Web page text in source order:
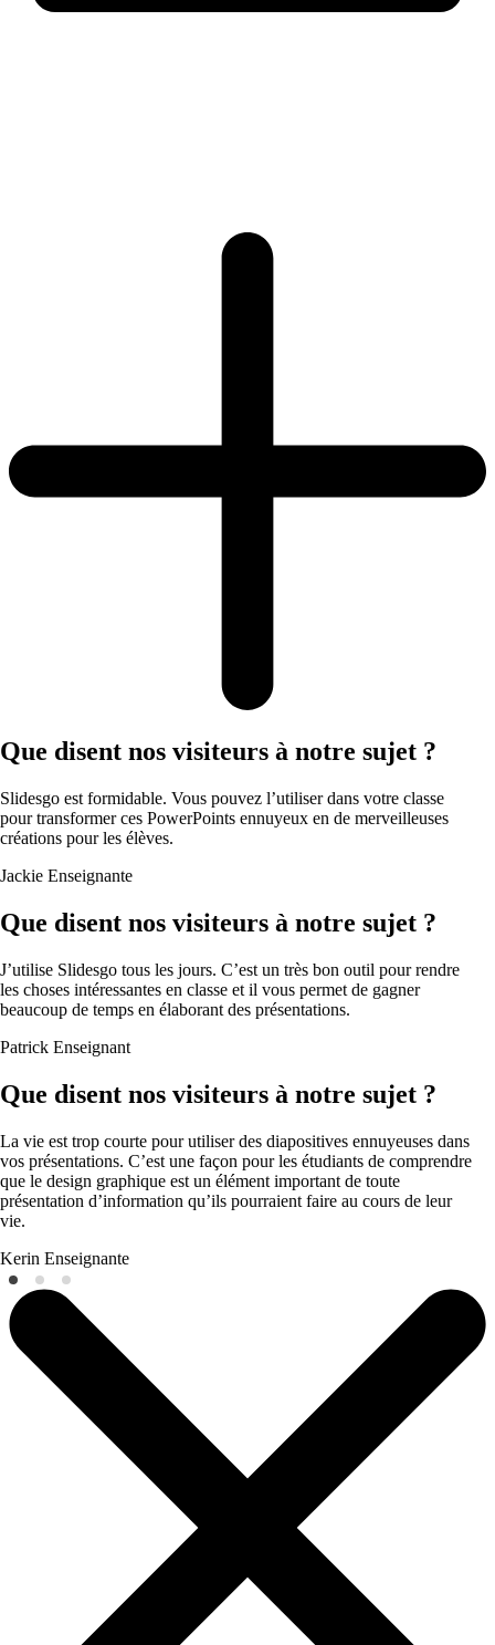
Que disent nos visiteurs à notre sujet ?
Slidesgo est formidable. Vous pouvez l’utiliser dans votre classe
pour transformer ces PowerPoints ennuyeux en de merveilleuses
créations pour les élèves.
Jackie Enseignante
Que disent nos visiteurs à notre sujet ?
J’utilise Slidesgo tous les jours. C’est un très bon outil pour rendre
les choses intéressantes en classe et il vous permet de gagner
beaucoup de temps en élaborant des présentations.
Patrick Enseignant
Que disent nos visiteurs à notre sujet ?
La vie est trop courte pour utiliser des diapositives ennuyeuses dans
vos présentations. C’est une façon pour les étudiants de comprendre
que le design graphique est un élément important de toute
présentation d’information qu’ils pourraient faire au cours de leur
vie.
Kerin Enseignante